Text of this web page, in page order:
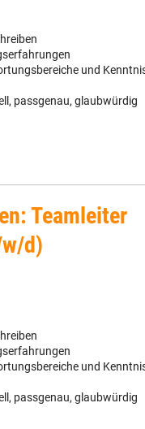
und
passgenau, glaubwürdig
Teamleiter
d)
und
passgenau, glaubwürdig